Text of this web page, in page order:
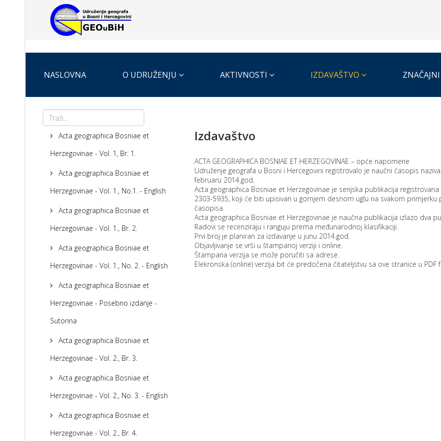
NASLOVNA O UDRUŽENJU AKTIVNOSTI IZDAVAŠTVO
Acta geographica Bosniae et
Herzegovinae - Vol. 1, Br. 1.
Acta geographica Bosniae et
Herzegovinae - Vol. 1., No.1. - English
Acta geographica Bosniae et
Herzegovinae - Vol. 1., Br. 2.
Acta geographica Bosniae et
Herzegovinae - Vol. 1., No. 2. - English
Acta geographica Bosniae et
Herzegovinae - Posebno izdanje -
Sutorina
Acta geographica Bosniae et
Herzegovinae - Vol. 2., Br. 3.
Acta geographica Bosniae et
Herzegovinae - Vol. 2., No. 3. - English
Acta geographica Bosniae et
Herzegovinae - Vol. 2., Br. 4.
Izdavaštvo
ACTA GEOGRAPHICA BOSNIAE ET HERZEGOVINAE – opće napomene
Udruženje geografa u Bosni i Hercegovini registrovalo je naučni časopis
februaru 2014.god.
Acta geographica Bosniae et Herzegovinae je serijska publikacija
2303-5935, koji će biti upisivan u gornjem desnom uglu na svakom
časopisa.
Acta geographica Bosniae et Herzegovinae je naučna publikacija izlazo dva
Radovi se recenziraju i ranguju prema međunarodnoj klasifikaciji.
Prvi broj je planiran za izdavanje u junu 2014.god.
Objavljivanje se vrši u štampanoj verziji i online.
Štampana verzija se može poručiti sa adrese.
Elekronska (online) verzija bit će predočena čitateljstvu sa ove stranice u PDF